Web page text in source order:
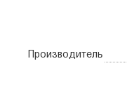
Производитель